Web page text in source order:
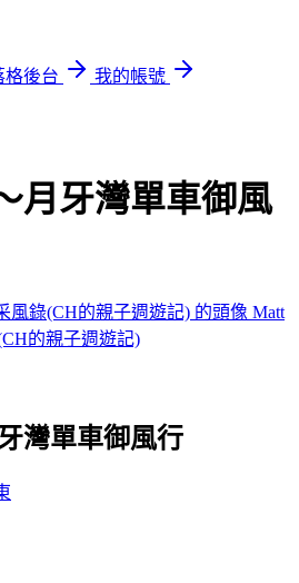
格後台
我的帳號
月牙灣單車御風
Matt
的親子週遊記)
灣單車御風行